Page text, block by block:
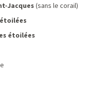
Jacques (sans le corail)
étoilées